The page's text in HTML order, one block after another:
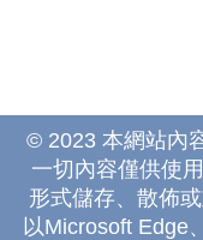
© 2023 本網站內
一切內容僅供使
形式儲存、散佈
以Microsoft Edge